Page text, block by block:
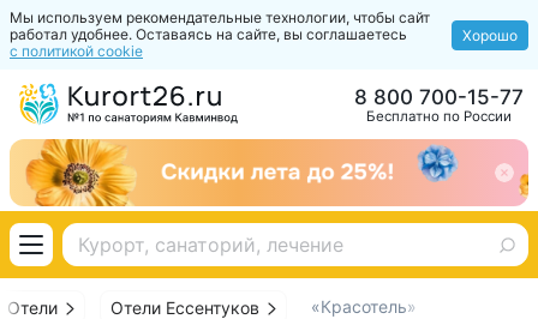
Мы используем рекомендательные технологии, чтобы сайт
работал удобнее. Оставаясь на сайте, вы соглашаетесь
с политикой cookie
Хорошо
Бесплатно по России
8 800 700-15-77
Отели Отели Ессентуков «Красотель»